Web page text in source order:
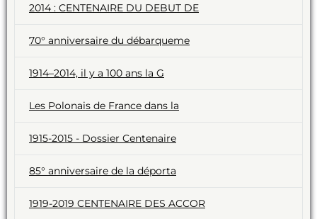
2014 : CENTENAIRE DU DEBUT DE
70° anniversaire du débarqueme
1914–2014, il y a 100 ans la G
Les Polonais de France dans la
1915-2015 - Dossier Centenaire
85° anniversaire de la déporta
1919-2019 CENTENAIRE DES ACCOR